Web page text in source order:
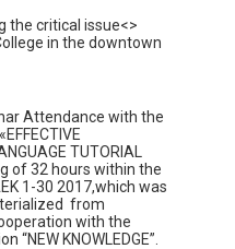
the critical issue<>
in the downtown
Attendance with the
TUTORIAL
of 32 hours within the
1-30 2017,which was
from
with the
KNOWLEDGE”.